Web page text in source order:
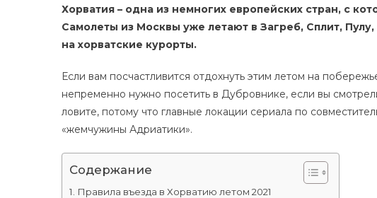
Хорватия – одна из немногих европейских стран, с
Самолеты из Москвы уже летают в Загреб, Сплит,
на хорватские курорты.
Если вам посчастливится отдохнуть этим летом на
непременно нужно посетить в Дубровнике, если вы
ловите, потому что главные локации сериала по
«жемчужины Адриатики».
Содержание
Правила въезда в Хорватию летом 2021